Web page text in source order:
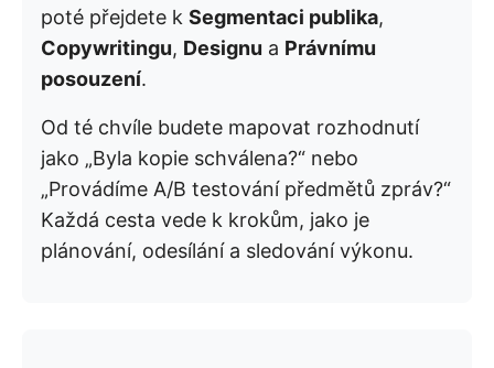
poté přejdete k Segmentaci publika,
Copywritingu, Designu a Právnímu
posouzení.
Od té chvíle budete mapovat rozhodnutí
jako „Byla kopie schválena?“ nebo
„Provádíme A/B testování předmětů zpráv?“
Každá cesta vede k krokům, jako je
plánování, odesílání a sledování výkonu.